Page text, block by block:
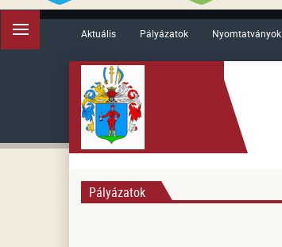
Aktuális Pályázatok Nyomtatványok
Pályázatok